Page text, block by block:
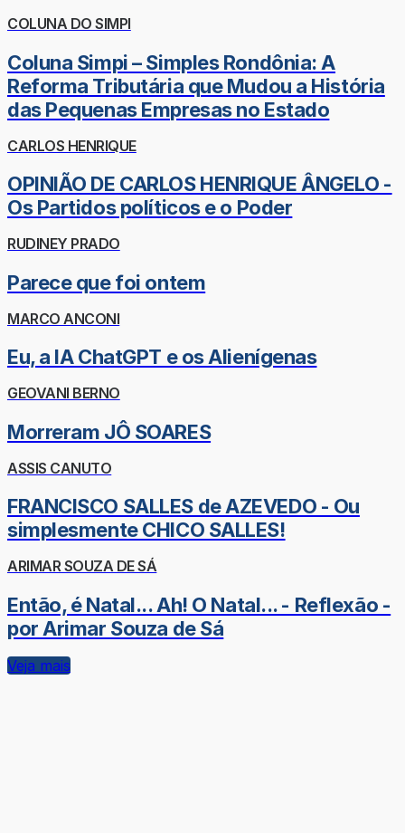
COLUNA DO SIMPI
Coluna Simpi – Simples Rondônia: A
Reforma Tributária que Mudou a História
das Pequenas Empresas no Estado
CARLOS HENRIQUE
OPINIÃO DE CARLOS HENRIQUE ÂNGELO -
Os Partidos políticos e o Poder
RUDINEY PRADO
Parece que foi ontem
MARCO ANCONI
Eu, a IA ChatGPT e os Alienígenas
GEOVANI BERNO
Morreram JÔ SOARES
ASSIS CANUTO
FRANCISCO SALLES de AZEVEDO - Ou
simplesmente CHICO SALLES!
ARIMAR SOUZA DE SÁ
Então, é Natal... Ah! O Natal... - Reflexão -
por Arimar Souza de Sá
Veja mais